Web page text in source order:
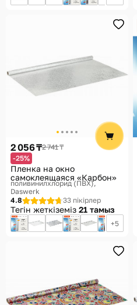
2 056 ₸2 741 ₸
-25%
Пленка на окно
самоклеящаяся «Карбон»
поливинилхлорид (ПВХ)
Daswerk
4.8
33 пікірлер
Тегін жеткіземіз 21 тамыз
5